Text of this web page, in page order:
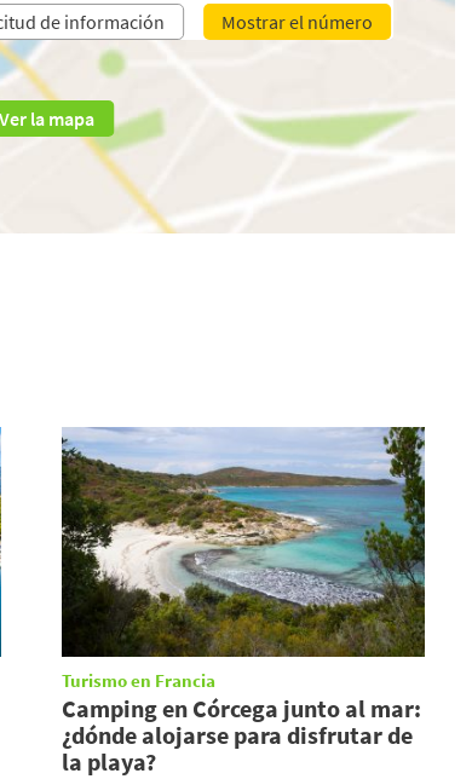
de información Mostrar el número
Ver la mapa
Turismo en Francia
Camping en Córcega junto al mar:
¿dónde alojarse para disfrutar de
la playa?